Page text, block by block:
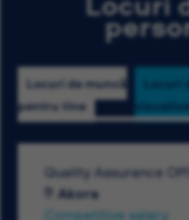
Locuri de muncă
pentru tine
Locuri
Quality Assurance
Akora
Competitive salary